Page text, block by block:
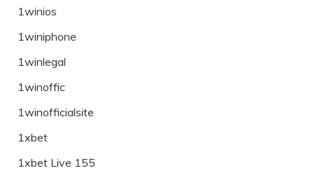
1winios
1winiphone
1winlegal
1winoffic
1winofficialsite
1xbet
1xbet Live 155